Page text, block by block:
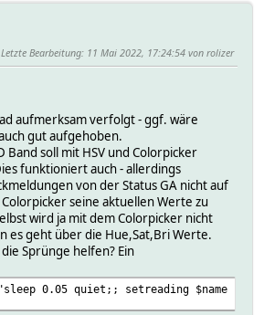
Letzte Bearbeitung: 11 Mai 2022, 17:24:54 von rolizer
aufmerksam verfolgt - ggf. wäre
gut aufgehoben.
Band soll mit HSV und Colorpicker
funktioniert auch - allerdings
von der Status GA nicht auf
Colorpicker seine aktuellen Werte zu
wird ja mit dem Colorpicker nicht
es geht über die Hue,Sat,Bri Werte.
Sprünge helfen? Ein
"sleep 0.05 quiet;; setreading $name